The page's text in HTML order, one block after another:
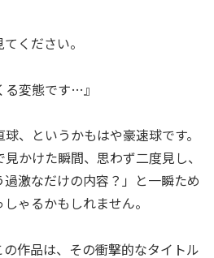
ください。
る変態です…』
、というかもはや豪速球です。
かけた瞬間、思わず二度見し、
過激なだけの内容？」と一瞬ため
ゃるかもしれません。
作品は、その衝撃的なタイトル